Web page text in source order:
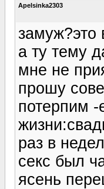
Apelsinka2303
замуж?это
а ту тему
мне не
прошу
потерпим
раз в
секс был
ясень